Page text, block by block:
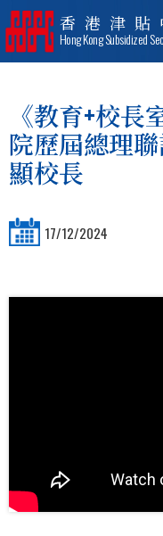
香港津貼
Hong Kong Subsidized
《教育+校
院歷屆總理
顯校長
17/12/2024